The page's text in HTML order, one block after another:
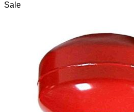
Sale